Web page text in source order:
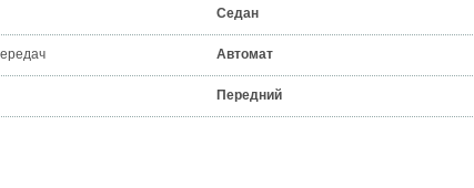
Седан
Автомат
Передний